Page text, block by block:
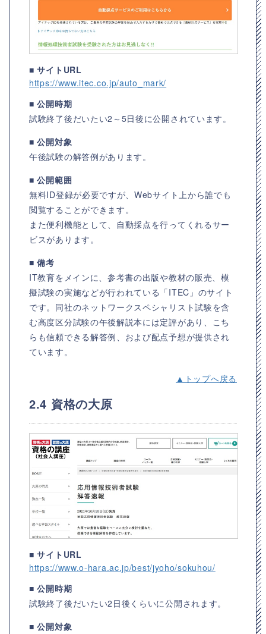
■ サイトURL
https://www.itec.co.jp/auto_mark/
■ 公開時期
試験終了後だいたい2～5日後に公開されています。
■ 公開対象
午後試験の解答例があります。
■ 公開範囲
無料ID登録が必要ですが、Webサイト上から誰でも
閲覧することができます。
また便利機能として、自動採点を行ってくれるサー
ビスがあります。
■ 備考
IT教育をメインに、参考書の出版や教材の販売、模
擬試験の実施などが行われている「ITEC」のサイト
です。同社のネットワークスペシャリスト試験を含
む高度区分試験の午後解説本には定評があり、こち
らも信頼できる解答例、および配点予想が提供され
ています。
▲トップへ戻る
2.4 資格の大原
■ サイトURL
https://www.o-hara.ac.jp/best/jyoho/sokuhou/
■ 公開時期
試験終了後だいたい2日後くらいに公開されます。
■ 公開対象